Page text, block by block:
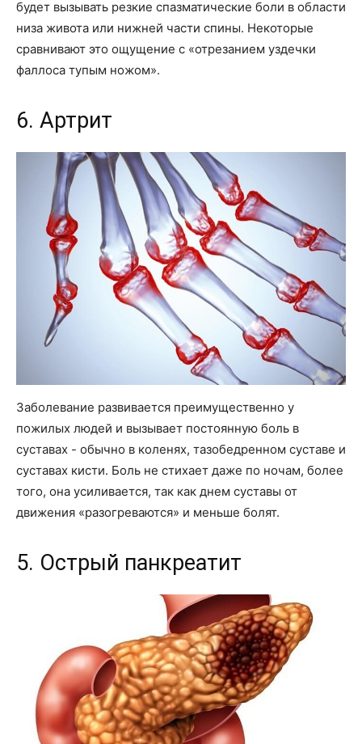
будет вызывать резкие спазматические боли в области
низа живота или нижней части спины. Некоторые
сравнивают это ощущение с «отрезанием уздечки
фаллоса тупым ножом».
6. Артрит
Заболевание развивается преимущественно у
пожилых людей и вызывает постоянную боль в
суставах - обычно в коленях, тазобедренном суставе и
суставах кисти. Боль не стихает даже по ночам, более
того, она усиливается, так как днем суставы от
движения «разогреваются» и меньше болят.
5. Острый панкреатит